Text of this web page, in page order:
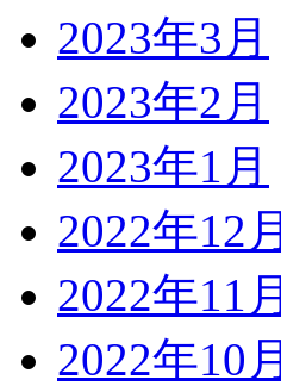
2023年3月
2023年2月
2023年1月
2022年12月
2022年11月
2022年10月